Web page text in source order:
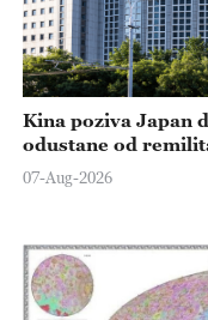
Kina poziva Japan
odustane od
07-Aug-2026